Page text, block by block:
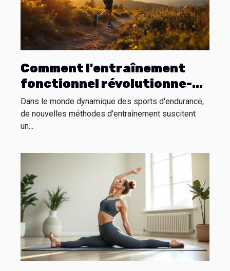
Comment l'entraînement
fonctionnel révolutionne-t-
il les sports d'endurance ?
Dans le monde dynamique des sports d'endurance,
de nouvelles méthodes d'entraînement suscitent
un...